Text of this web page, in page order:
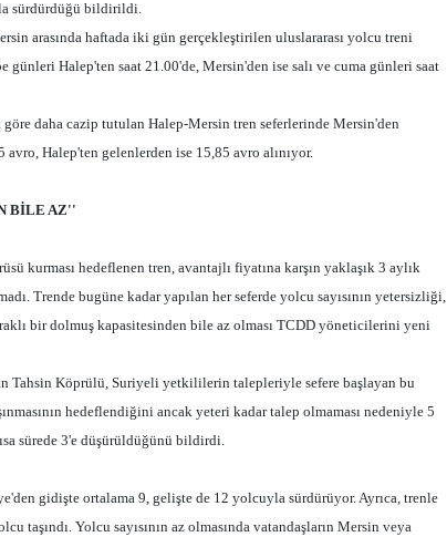
sürdürdüğü bildirildi.
arasında haftada iki gün gerçekleştirilen uluslararası yolcu treni
günleri Halep'ten saat 21.00'de, Mersin'den ise salı ve cuma günleri saat
göre daha cazip tutulan Halep-Mersin tren seferlerinde Mersin'den
Halep'ten gelenlerden ise 15,85 avro alınıyor.
BİLE AZ''
kurması hedeflenen tren, avantajlı fiyatına karşın yaklaşık 3 aylık
Trende bugüne kadar yapılan her seferde yolcu sayısının yetersizliği,
bir dolmuş kapasitesinden bile az olması TCDD yöneticilerini yeni
Tahsin Köprülü, Suriyeli yetkililerin talepleriyle sefere başlayan bu
hedeflendiğini ancak yeteri kadar talep olmaması nedeniyle 5
sürede 3'e düşürüldüğünü bildirdi.
gidişte ortalama 9, gelişte de 12 yolcuyla sürdürüyor. Ayrıca, trenle
taşındı. Yolcu sayısının az olmasında vatandaşların Mersin veya